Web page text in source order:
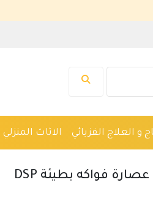
و العلاج الفزيائي الاثاث المنزلي
عصارة فواكه بطيئة DSP